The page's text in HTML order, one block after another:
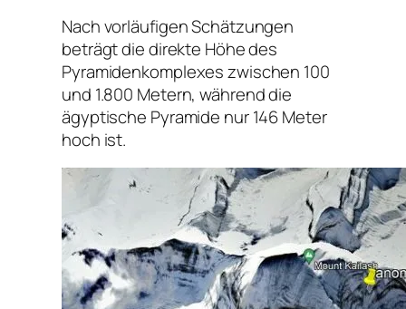
Nach vorläufigen Schätzungen
beträgt die direkte Höhe des
Pyramidenkomplexes zwischen 100
und 1.800 Metern, während die
ägyptische Pyramide nur 146 Meter
hoch ist.